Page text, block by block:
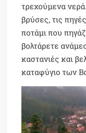
τρεχούμενα
βρύσες, τις
ποτάμι που
βολτάρετε
καστανιές και
καταφύγιο των